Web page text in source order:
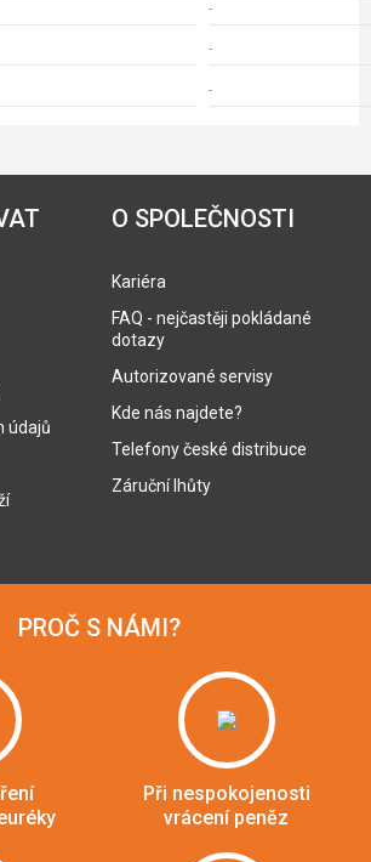
-
-
-
údajů
O SPOLEČNOSTI
Kariéra
FAQ - nejčastěji pokládané
dotazy
Autorizované servisy
Kde nás najdete?
Telefony české distribuce
Záruční lhůty
PROČ S NÁMI?
Při nespokojenosti
vrácení peněz